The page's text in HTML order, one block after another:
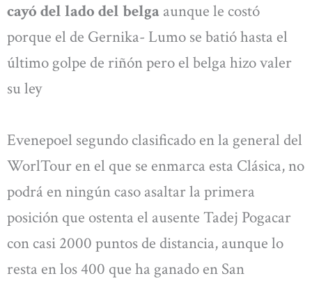
cayó del lado del belga aunque le costó
porque el de Gernika- Lumo se batió hasta el
último golpe de riñón pero el belga hizo valer
su ley
Evenepoel segundo clasificado en la general del
WorlTour en el que se enmarca esta Clásica, no
podrá en ningún caso asaltar la primera
posición que ostenta el ausente Tadej Pogacar
con casi 2000 puntos de distancia, aunque lo
resta en los 400 que ha ganado en San